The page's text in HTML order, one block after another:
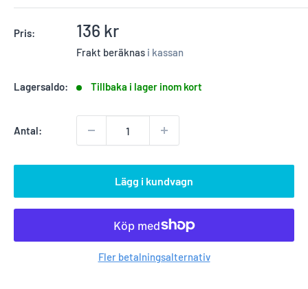
Pris: Reapris
136 kr
Frakt beräknas i kassan
Lagersaldo: Tillbaka i lager inom kort
Antal:
Lägg i kundvagn
Fler betalningsalternativ